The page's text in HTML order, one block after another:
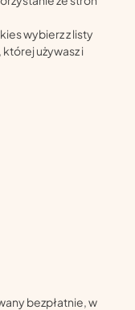
wybierz z listy
używasz i
bezpłatnie, w